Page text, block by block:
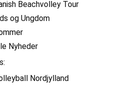
Beachvolley Tour
og Ungdom
Nyheder
Nordjylland